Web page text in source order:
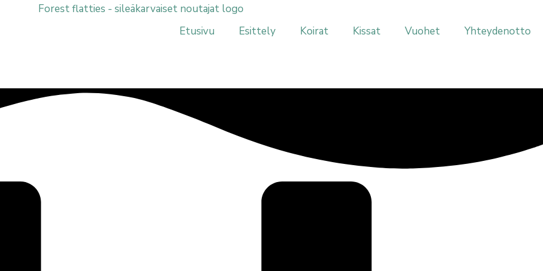
Etusivu Esittely Koirat Kissat Vuohet Yhteydenotto